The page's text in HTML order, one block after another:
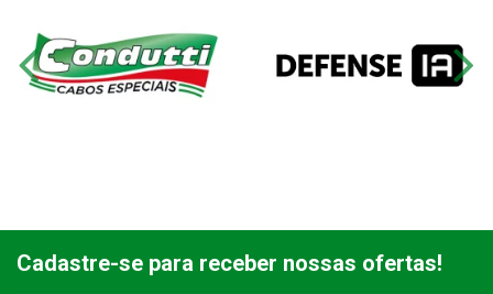
Cadastre-se para receber nossas ofertas!